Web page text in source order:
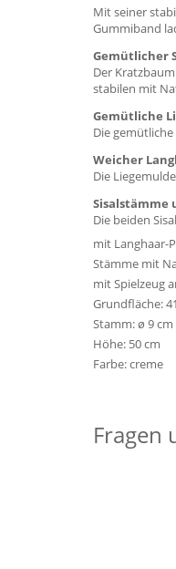
Mit seiner
Gummiband
Gemütlicher
Der
stabilen mit
Gemütliche
Die
Weicher
Die
Sisalstämme
Die beiden
mit Langhaar-
Stämme mit
mit Spielzeug
Grundfläche:
Stamm: ø 9 cm
Höhe: 50 cm
Farbe: creme
Fragen